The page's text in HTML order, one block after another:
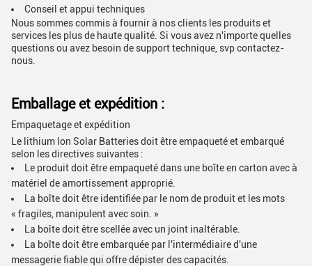
Conseil et appui techniques
Nous sommes commis à fournir à nos clients les produits et
services les plus de haute qualité. Si vous avez n'importe quelles
questions ou avez besoin de support technique, svp contactez-
nous.
Emballage et expédition :
Empaquetage et expédition
Le lithium Ion Solar Batteries doit être empaqueté et embarqué
selon les directives suivantes :
Le produit doit être empaqueté dans une boîte en carton avec à
matériel de amortissement approprié.
La boîte doit être identifiée par le nom de produit et les mots
« fragiles, manipulent avec soin. »
La boîte doit être scellée avec un joint inaltérable.
La boîte doit être embarquée par l'intermédiaire d'une
messagerie fiable qui offre dépister des capacités.